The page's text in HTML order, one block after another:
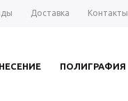
Доставка Контакты
ПОЛИГРАФИЯ